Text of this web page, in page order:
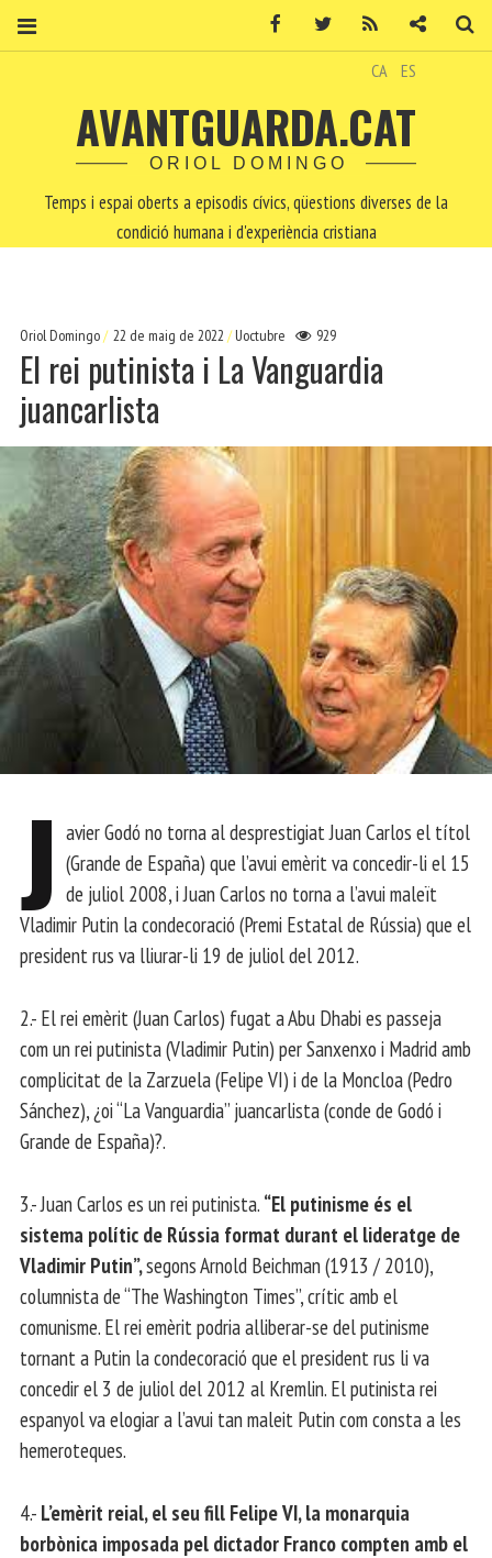
CA ES
AVANTGUARDA.CAT
ORIOL DOMINGO
Temps i espai oberts a episodis cívics, qüestions diverses de la
condició humana i d'experiència cristiana
Oriol Domingo 22 de maig de 2022 Uoctubre 929
El rei putinista i La Vanguardia
juancarlista
J avier Godó no torna al desprestigiat Juan Carlos el títol
(Grande de España) que l’avui emèrit va concedir-li el 15
de juliol 2008, i Juan Carlos no torna a l’avui maleït
Vladimir Putin la condecoració (Premi Estatal de Rússia) que el
president rus va lliurar-li 19 de juliol del 2012.
2.- El rei emèrit (Juan Carlos) fugat a Abu Dhabi es passeja
com un rei putinista (Vladimir Putin) per Sanxenxo i Madrid amb
complicitat de la Zarzuela (Felipe VI) i de la Moncloa (Pedro
Sánchez), ¿oi “La Vanguardia” juancarlista (conde de Godó i
Grande de España)?.
3.- Juan Carlos es un rei putinista. “El putinisme és el
sistema polític de Rússia format durant el lideratge de
Vladimir Putin”,segons Arnold Beichman (1913 / 2010),
columnista de “The Washington Times”, crític amb el
comunisme. El rei emèrit podria alliberar-se del putinisme
tornant a Putin la condecoració que el president rus li va
concedir el 3 de juliol del 2012 al Kremlin. El putinista rei
espanyol va elogiar a l’avui tan maleit Putin com consta a les
hemeroteques.
4.- L’emèrit reial, el seu fill Felipe VI, la monarquia
borbònica imposada pel dictador Franco compten amb el
Facebook Twitter Contacte